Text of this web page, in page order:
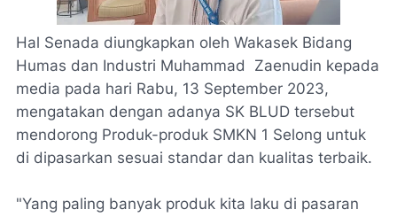
Hal Senada diungkapkan oleh Wakasek Bidang
Humas dan Industri Muhammad Zaenudin kepada
media pada hari Rabu, 13 September 2023,
mengatakan dengan adanya SK BLUD tersebut
mendorong Produk-produk SMKN 1 Selong untuk
di dipasarkan sesuai standar dan kualitas terbaik.
"Yang paling banyak produk kita laku di pasaran